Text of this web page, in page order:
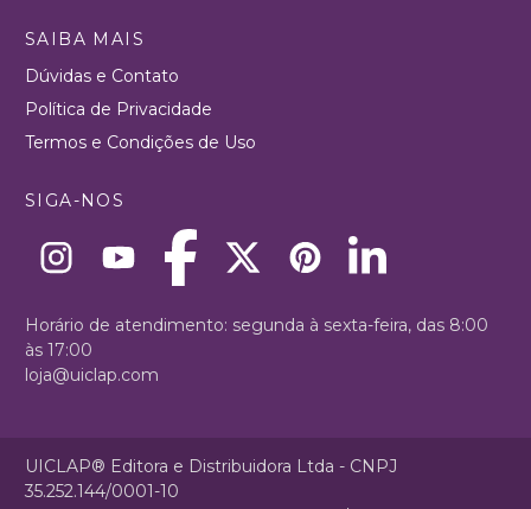
SAIBA MAIS
Dúvidas e Contato
Política de Privacidade
Termos e Condições de Uso
SIGA-NOS
Horário de atendimento: segunda à sexta-feira, das 8:00
às 17:00
loja@uiclap.com
UICLAP® Editora e Distribuidora Ltda - CNPJ
35.252.144/0001-10